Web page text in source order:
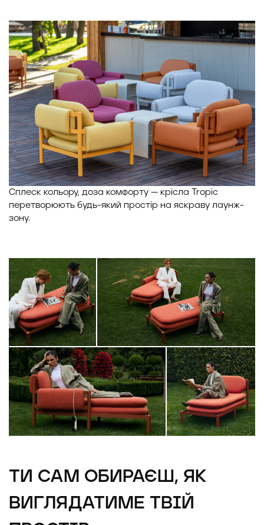
Сплеск кольору, доза комфорту — крісла Tropic
перетворюють будь-який простір на яскраву лаунж-
зону.
ТИ САМ ОБИРАЄШ, ЯК
ВИГЛЯДАТИМЕ ТВІЙ